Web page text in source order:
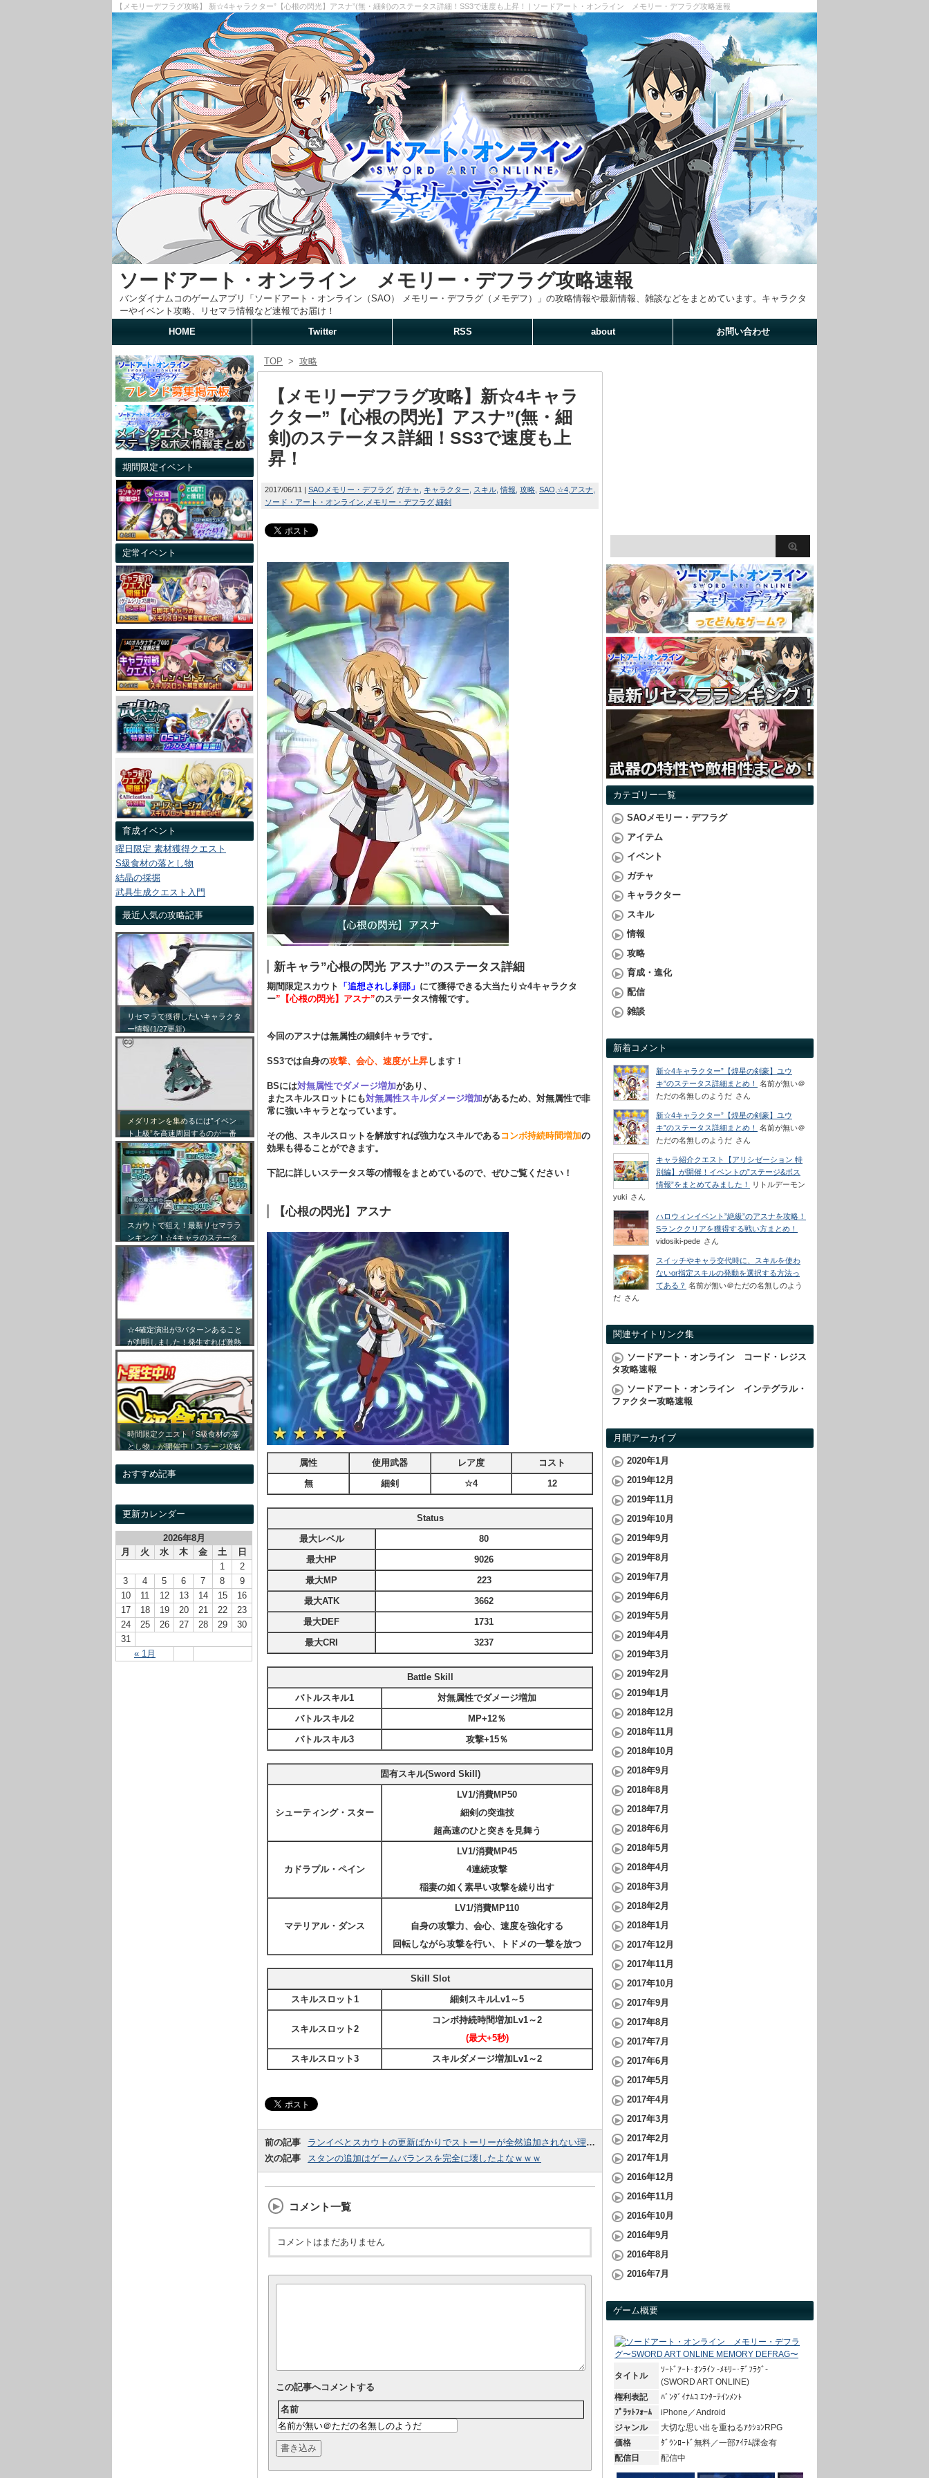
【メモリーデフラグ攻略】 新☆4キャラクター”【心根の閃光】アスナ”(無・細剣)のステータス詳細！SS3で速度も上昇！ | ソードアート・オンライン メモリー・デフラグ攻略速報
ソードアート・オンライン メモリー・デフラグ攻略速報
バンダイナムコのゲームアプリ「ソードアート・オンライン（SAO） メモリー・デフラグ（メモデフ）」の攻略情報や最新情報、雑談などをまとめています。キャラクタ
ーやイベント攻略、リセマラ情報など速報でお届け！
HOME
Twitter RSS about お問い合わせ
期間限定イベント
定常イベント
育成イベント
曜日限定 素材獲得クエスト
S級食材の落とし物
結晶の採掘
武具生成クエスト入門
最近人気の攻略記事
リセマラで獲得したいキャラクタ
ー情報(1/27更新)
メダリオンを集めるには”イベン
ト上級”を高速周回するのが一番
効率が良い模様！
スカウトで狙え！最新リセマララ
ンキング！☆4キャラのステータ
ス詳細まとめ！【最新キャラ対応
リセマラ】
☆4確定演出が3パターンあること
が判明しました！発生すれば激熱
です！！
時間限定クエスト「S級食材の落
とし物」が開催中！ステージ攻略
した！
おすすめ記事
更新カレンダー
2026年8月
月
火 水 木 金 土 日
« 1月
1
2
3
4 5 6 7 8
9
10
11 12 13 14 15
16
17
18 19 20 21 22
23
24
25 26 27 28 29
30
31
TOP > 攻略
【メモリーデフラグ攻略】新☆4キャラ
クター”【心根の閃光】アスナ”(無・細
剣)のステータス詳細！SS3で速度も上
昇！
2017/06/11 SAOメモリー・デフラグ ガチャ キャラクター スキル 情報 攻略 SAO ☆4 アスナ
ソード・アート・オンライン メモリー・デフラグ 細剣
新キャラ”心根の閃光 アスナ”のステータス詳細
期間限定スカウト 「追想されし刹那」 にて獲得できる大当たり☆4キャラクタ
ー”【心根の閃光】アスナ”のステータス情報です。
今回のアスナは無属性の細剣キャラです。
SS3では自身の攻撃、会心、速度が上昇します！
BSには対無属性でダメージ増加があり、
またスキルスロットにも対無属性スキルダメージ増加があるため、対無属性で非
常に強いキャラとなっています。
その他、スキルスロットを解放すれば強力なスキルである コンボ持続時間増加の
効果も得ることができます。
下記に詳しいステータス等の情報をまとめているので、ぜひご覧ください！
【心根の閃光】アスナ
属性 使用武器 レア度
コスト
無
細剣 ☆4 12
Status
最大レベル
80
最大HP
9026
最大MP
223
最大ATK
3662
最大DEF
1731
最大CRI
3237
Battle Skill
バトルスキル1
対無属性でダメージ増加
バトルスキル2
MP+12％
バトルスキル3
攻撃+15％
固有スキル(Sword Skill)
シューティング・スター
LV1/消費MP50
細剣の突進技
超高速のひと突きを見舞う
カドラプル・ペイン
LV1/消費MP45
4連続攻撃
稲妻の如く素早い攻撃を繰り出す
マテリアル・ダンス
LV1/消費MP110
自身の攻撃力、会心、速度を強化する
回転しながら攻撃を行い、トドメの一撃を放つ
Skill Slot
スキルスロット1
細剣スキルLv1～5
スキルスロット2
コンボ持続時間増加Lv1～2
(最大+5秒)
スキルスロット3
スキルダメージ増加Lv1～2
前の記事
ランイベとスカウトの更新ばかりでストーリーが全然追加されない理由とは？
次の記事
スタンの追加はゲームバランスを完全に壊したよなｗｗｗ
コメント一覧
コメントはまだありません
この記事へコメントする
名前
カテゴリー一覧
SAOメモリー・デフラグ
アイテム
イベント
ガチャ
キャラクター
スキル
情報
攻略
育成・進化
配信
雑談
新着コメント
新☆4キャラクター”【煌星の剣豪】ユウ
キ”のステータス詳細まとめ！
名前が無い＠
ただの名無しのようだ さん
新☆4キャラクター”【煌星の剣豪】ユウ
キ”のステータス詳細まとめ！
名前が無い＠
ただの名無しのようだ さん
キャラ紹介クエスト【アリシゼーション 特
別編】が開催！イベントの”ステージ&ボス
情報”をまとめてみました！
リトルデーモン
yuki さん
ハロウィンイベント”絶級”のアスナを攻略！
Sランククリアを獲得する戦い方まとめ！
vidosiki-pede さん
スイッチやキャラ交代時に、スキルを使わ
ないor指定スキルの発動を選択する方法っ
てある？ 名前が無い＠ただの名無しのよう
だ さん
関連サイトリンク集
ソードアート・オンライン コード・レジス
タ攻略速報
ソードアート・オンライン インテグラル・
ファクター攻略速報
月間アーカイブ
2020年1月
2019年12月
2019年11月
2019年10月
2019年9月
2019年8月
2019年7月
2019年6月
2019年5月
2019年4月
2019年3月
2019年2月
2019年1月
2018年12月
2018年11月
2018年10月
2018年9月
2018年8月
2018年7月
2018年6月
2018年5月
2018年4月
2018年3月
2018年2月
2018年1月
2017年12月
2017年11月
2017年10月
2017年9月
2017年8月
2017年7月
2017年6月
2017年5月
2017年4月
2017年3月
2017年2月
2017年1月
2016年12月
2016年11月
2016年10月
2016年9月
2016年8月
2016年7月
ゲーム概要
タイトル
ｿｰﾄﾞｱｰﾄ･ｵﾝﾗｲﾝ -ﾒﾓﾘｰ･ﾃﾞﾌﾗｸﾞ-
(SWORD ART ONLINE)
権利表記
ﾊﾞﾝﾀﾞｲﾅﾑｺ ｴﾝﾀｰﾃｲﾝﾒﾝﾄ
ﾌﾟﾗｯﾄﾌｫｰﾑ
iPhone／Android
ジャンル
大切な思い出を重ねるｱｸｼｮﾝRPG
価格
ﾀﾞｳﾝﾛｰﾄﾞ無料／一部ｱｲﾃﾑ課金有
配信日
配信中